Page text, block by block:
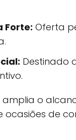
Forte: Oferta
Destinado
amplia o
ocasiões de